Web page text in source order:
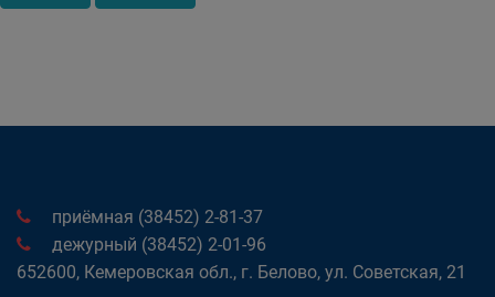
приёмная (38452) 2-81-37
дежурный (38452) 2-01-96
652600, Кемеровская обл., г. Белово, ул. Советская, 21